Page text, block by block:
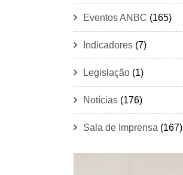
Eventos ANBC (165)
Indicadores (7)
Legislação (1)
Notícias (176)
Sala de Imprensa (167)